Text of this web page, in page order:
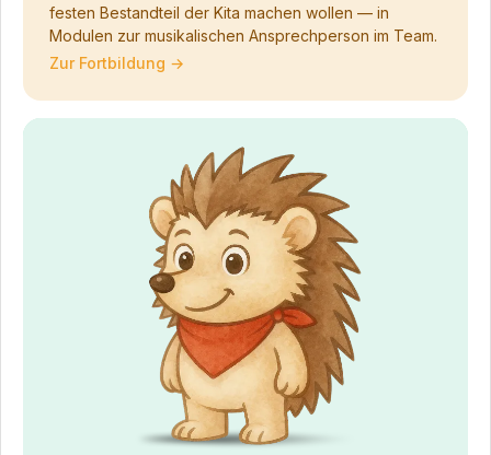
festen Bestandteil der Kita machen wollen — in
Modulen zur musikalischen Ansprechperson im Team.
Zur Fortbildung →